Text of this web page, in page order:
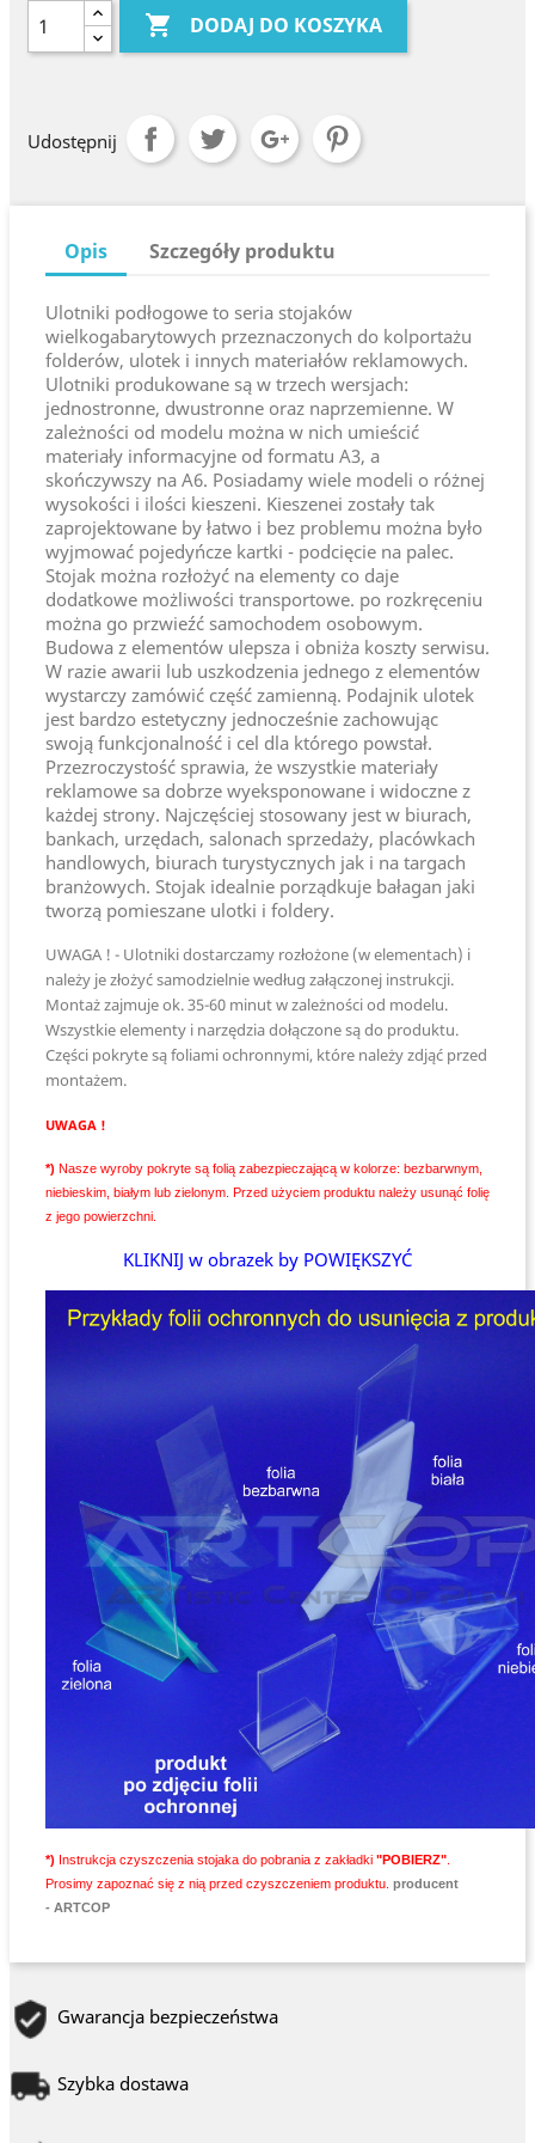
 DODAJ DO KOSZYKA
Udostępnij
Opis Szczegóły produktu
Ulotniki podłogowe to seria stojaków
wielkogabarytowych przeznaczonych do kolportażu
folderów, ulotek i innych materiałów reklamowych.
Ulotniki produkowane są w trzech wersjach:
jednostronne, dwustronne oraz naprzemienne. W
zależności od modelu można w nich umieścić
materiały informacyjne od formatu A3, a
skończywszy na A6. Posiadamy wiele modeli o różnej
wysokości i ilości kieszeni. Kieszenei zostały tak
zaprojektowane by łatwo i bez problemu można było
wyjmować pojedyńcze kartki - podcięcie na palec.
Stojak można rozłożyć na elementy co daje
dodatkowe możliwości transportowe. po rozkręceniu
można go przwieźć samochodem osobowym.
Budowa z elementów ulepsza i obniża koszty serwisu.
W razie awarii lub uszkodzenia jednego z elementów
wystarczy zamówić część zamienną. Podajnik ulotek
jest bardzo estetyczny jednocześnie zachowując
swoją funkcjonalność i cel dla którego powstał.
Przezroczystość sprawia, że wszystkie materiały
reklamowe sa dobrze wyeksponowane i widoczne z
każdej strony. Najczęściej stosowany jest w biurach,
bankach, urzędach, salonach sprzedaży, placówkach
handlowych, biurach turystycznych jak i na targach
branżowych. Stojak idealnie porządkuje bałagan jaki
tworzą pomieszane ulotki i foldery.
UWAGA ! - Ulotniki dostarczamy rozłożone (w elementach) i
należy je złożyć samodzielnie według załączonej instrukcji.
Montaż zajmuje ok. 35-60 minut w zależności od modelu.
Wszystkie elementy i narzędzia dołączone są do produktu.
Części pokryte są foliami ochronnymi, które należy zdjąć przed
montażem.
UWAGA !
*) Nasze wyroby pokryte są folią zabezpieczającą w kolorze: bezbarwnym,
niebieskim, białym lub zielonym. Przed użyciem produktu należy usunąć folię
z jego powierzchni.
KLIKNIJ w obrazek by POWIĘKSZYĆ
*) Instrukcja czyszczenia stojaka do pobrania z zakładki "POBIERZ"
Prosimy zapoznać się z nią przed czyszczeniem produktu. producent
- ARTCOP
Gwarancja bezpieczeństwa
Szybka dostawa